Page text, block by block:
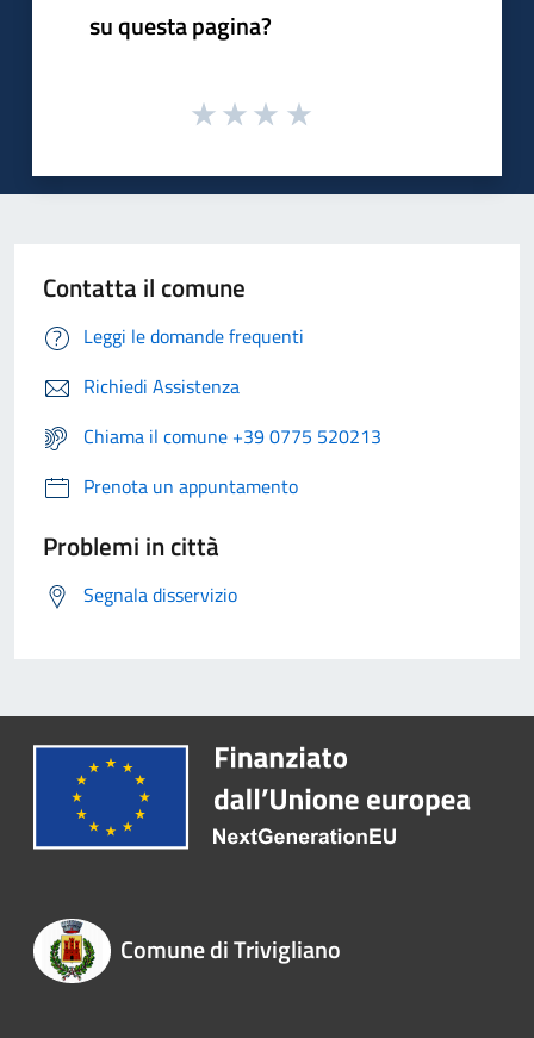
su questa pagina?
Contatta il comune
Leggi le domande frequenti
Richiedi Assistenza
Chiama il comune +39 0775 520213
Prenota un appuntamento
Problemi in città
Segnala disservizio
Comune di Trivigliano